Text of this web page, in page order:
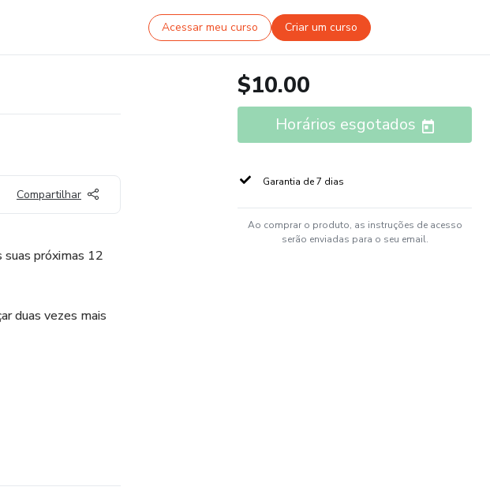
Acessar meu curso Criar um curso
Compartilhar
suas próximas 12
duas vezes mais
$10.00
Horários esgotados
Garantia de 7 dias
Ao comprar o produto, as instruções de acesso
serão enviadas para o seu email.